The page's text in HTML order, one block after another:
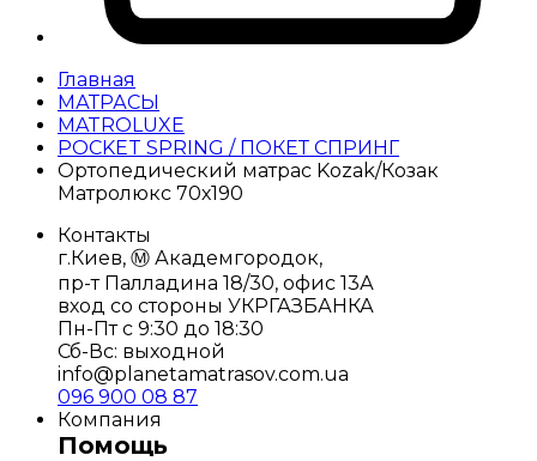
Главная
МАТРАСЫ
MATROLUXE
POCKET SPRING / ПОКЕТ СПРИНГ
Ортопедический матрас Kozak/Козак
Матролюкс 70х190
Контакты
г.Киев, Ⓜ️ Академгородок,
пр-т Палладина 18/30, офис 13А
вход со стороны УКРГАЗБАНКА
Пн-Пт с 9:30 до 18:30
Сб-Вс: выходной
info@planetamatrasov.com.ua
096 900 08 87
Компания
Помощь